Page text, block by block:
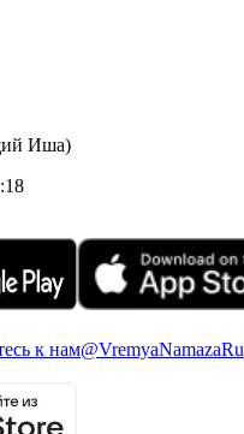
Иша)
к нам@VremyaNamazaRu